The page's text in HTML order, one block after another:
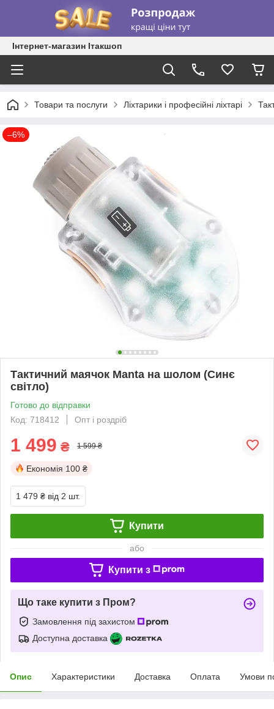
Інтернет-магазин Ітакшоп
Товари та послуги Ліхтарики і професійні ліхтарі
–6%
Тактичний маячок Manta на шолом (Синє
світло)
Готово до відправки
Код: 718412
Опт і роздріб
1 499 ₴ 1 599 ₴
Економія 100 ₴
1 479 ₴ від 2 шт.
Купити
або
Купити з
Що таке купити з Пром?
Замовлення під захистом
Доступна доставка
Опис Характеристики Доставка Оплата Умови